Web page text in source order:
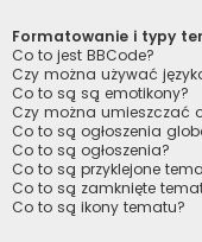
Formatowanie i typy
Co to jest BBCode?
Czy można używać
Co to są są emotikony?
Czy można umieszczać
Co to są ogłoszenia
Co to są ogłoszenia?
Co to są przyklejone
Co to są zamknięte
Co to są ikony tematu?